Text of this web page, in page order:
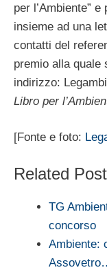
per l’Ambiente”
insieme ad una
contatti del
premio alla quale
indirizzo:
Libro per
[Fonte e foto:
Related
TG
concorso
Ambiente: